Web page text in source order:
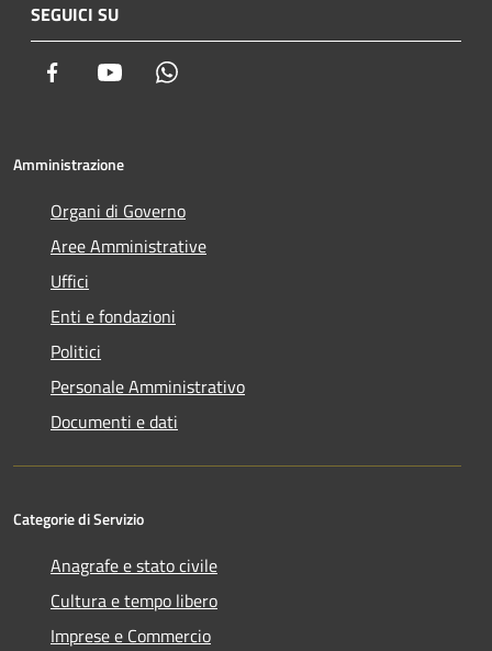
SEGUICI SU
Facebook Youtube
Amministrazione
Organi di Governo
Aree Amministrative
Uffici
Enti e fondazioni
Politici
Personale Amministrativo
Documenti e dati
Categorie di Servizio
Anagrafe e stato civile
Cultura e tempo libero
Imprese e Commercio